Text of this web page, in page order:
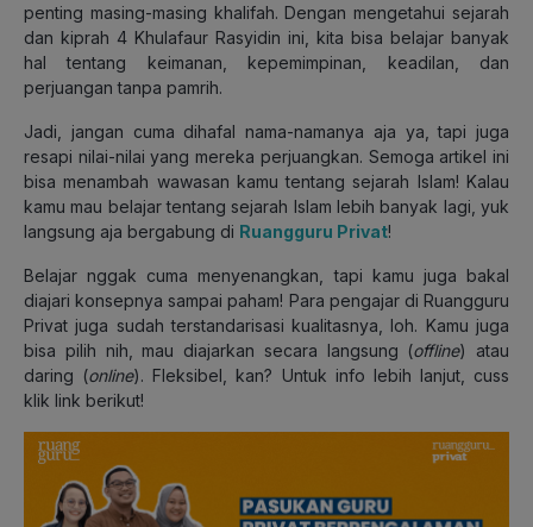
penting masing-masing khalifah. Dengan mengetahui sejarah
dan kiprah 4 Khulafaur Rasyidin ini, kita bisa belajar banyak
hal tentang keimanan, kepemimpinan, keadilan, dan
perjuangan tanpa pamrih.
Jadi, jangan cuma dihafal nama-namanya aja ya, tapi juga
resapi nilai-nilai yang mereka perjuangkan. Semoga artikel ini
bisa menambah wawasan kamu tentang sejarah Islam! Kalau
kamu mau belajar tentang sejarah Islam lebih banyak lagi, yuk
langsung aja bergabung di Ruangguru Privat!
Belajar nggak cuma menyenangkan, tapi kamu juga bakal
diajari konsepnya sampai paham! Para pengajar di Ruangguru
Privat juga sudah terstandarisasi kualitasnya, loh. Kamu juga
bisa pilih nih, mau diajarkan secara langsung (offline) atau
daring (online). Fleksibel, kan? Untuk info lebih lanjut, cuss
klik link berikut!